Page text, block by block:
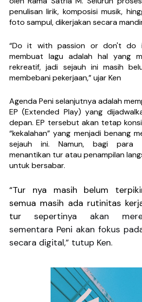
penulisan lirik, komposisi musik,
foto sampul, dikerjakan secara
“Do it with passion or don't do
membuat lagu adalah hal yang
rekreatif, jadi sejauh ini masih
membebani pekerjaan,” ujar Ken
Agenda Peni selanjutnya adalah
EP (Extended Play) yang
depan. EP tersebut akan tetap
“kekalahan” yang menjadi benang
sejauh ini. Namun, bagi para
menantikan tur atau penampilan
untuk bersabar.
“Tur nya masih belum
semua masih ada rutinitas
tursepertinya akan
sementara Peni akan fokus
secara digital,” tutup Ken.